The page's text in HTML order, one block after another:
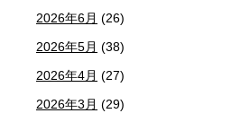
2026年6月 (26)
2026年5月 (38)
2026年4月 (27)
2026年3月 (29)